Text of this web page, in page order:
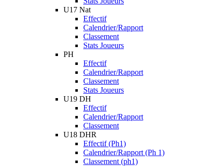
U17 Nat
Effectif
Calendrier/Rapport
Classement
Stats Joueurs
PH
Effectif
Calendrier/Rapport
Classement
Stats Joueurs
U19 DH
Effectif
Calendrier/Rapport
Classement
U18 DHR
Effectif (Ph1)
Calendrier/Rapport (Ph 1)
Classement (ph1)